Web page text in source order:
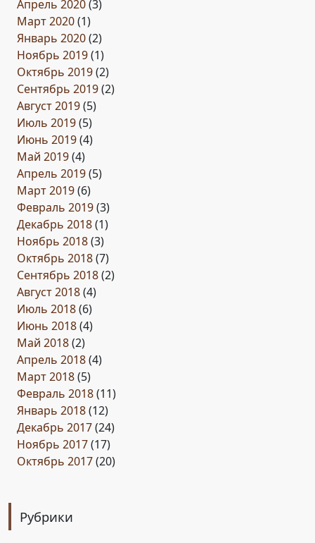
Апрель 2020(3)
Март 2020(1)
Январь 2020(2)
Ноябрь 2019(1)
Октябрь 2019(2)
Сентябрь 2019(2)
Август 2019(5)
Июль 2019(5)
Июнь 2019(4)
Май 2019(4)
Апрель 2019(5)
Март 2019(6)
Февраль 2019(3)
Декабрь 2018(1)
Ноябрь 2018(3)
Октябрь 2018(7)
Сентябрь 2018(2)
Август 2018(4)
Июль 2018(6)
Июнь 2018(4)
Май 2018(2)
Апрель 2018(4)
Март 2018(5)
Февраль 2018(11)
Январь 2018(12)
Декабрь 2017(24)
Ноябрь 2017(17)
Октябрь 2017(20)
Рубрики